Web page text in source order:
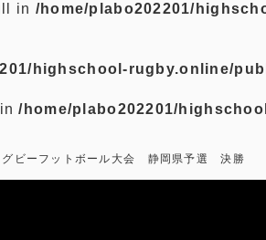
in /home/plabo202201/
highschool-rugby.online/
in/home/plabo202201/
グビーフットボール大会 静岡県予選 決勝